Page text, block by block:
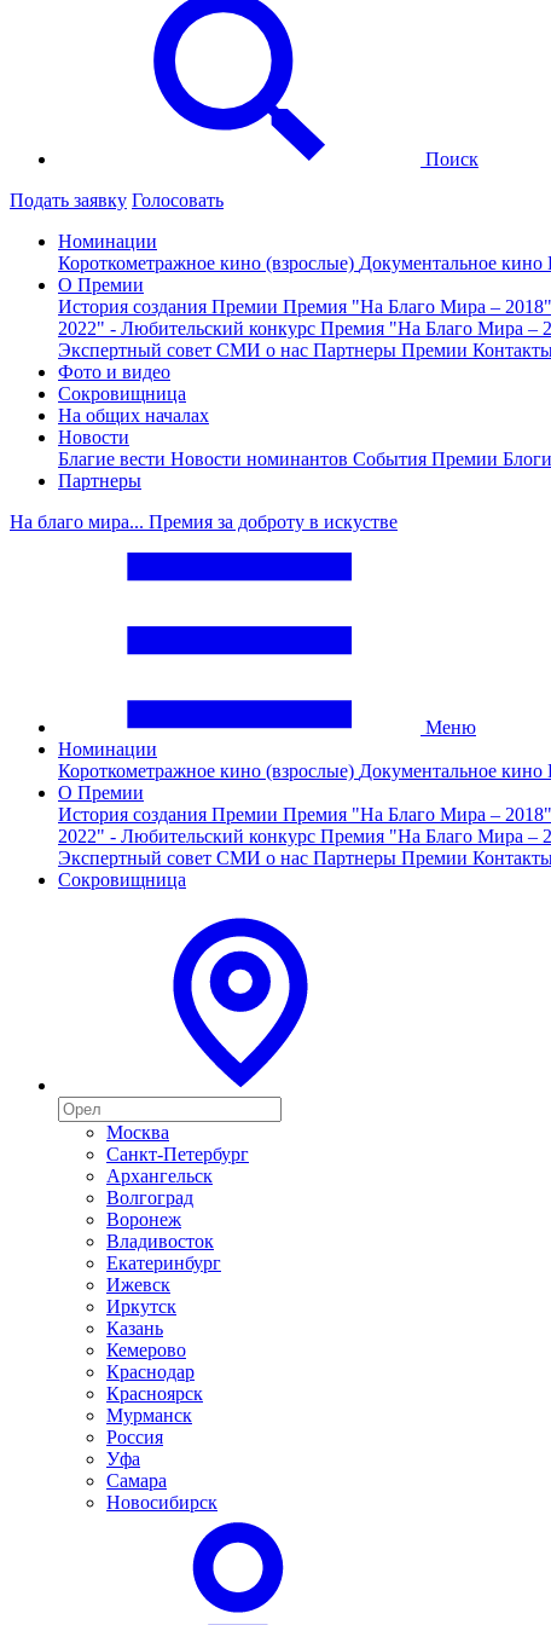
Поиск
Подать заявку Голосовать
Номинации
Короткометражное кино (взрослые) Документальное кино
О Премии
История создания Премии Премия "На Благо Мира – 2018"
2022" - Любительский конкурс Премия "На Благо Мира –
Экспертный совет СМИ о нас Партнеры Премии
Фото и видео
Сокровищница
На общих началах
Новости
Благие вести Новости номинантов События Премии
Партнеры
На благо мира... Премия за доброту в искустве
Меню
Номинации
Короткометражное кино (взрослые) Документальное кино
О Премии
История создания Премии Премия "На Благо Мира – 2018"
2022" - Любительский конкурс Премия "На Благо Мира –
Экспертный совет СМИ о нас Партнеры Премии
Сокровищница
Москва
Санкт-Петербург
Архангельск
Волгоград
Воронеж
Владивосток
Екатеринбург
Ижевск
Иркутск
Казань
Кемерово
Краснодар
Красноярск
Мурманск
Россия
Уфа
Самара
Новосибирск